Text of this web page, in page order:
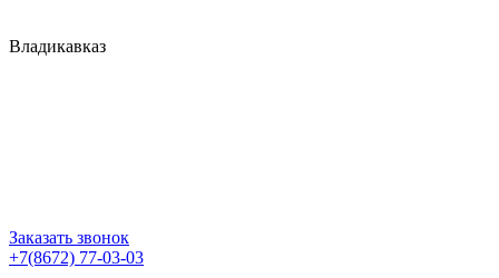
Владикавказ
Заказать звонок
+7(8672) 77-03-03